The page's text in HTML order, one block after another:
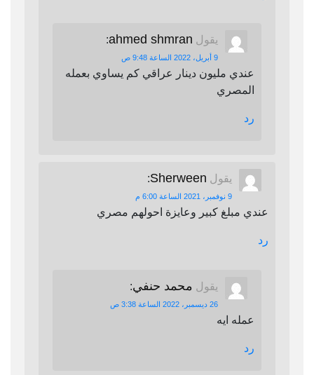
يقول ahmed shmran
:
9 أبريل، 2022 الساعة 9:48 ص
عندي مليون دينار عراقي كم يساوي بعمله
المصري
رد
يقول Sherween
:
9 نوفمبر، 2021 الساعة 6:00 م
عندي مبلغ كبير وعايزة احولهم مصري
رد
يقول محمد حنفي:
26 ديسمبر، 2022 الساعة 3:38 ص
عمله ايه
رد